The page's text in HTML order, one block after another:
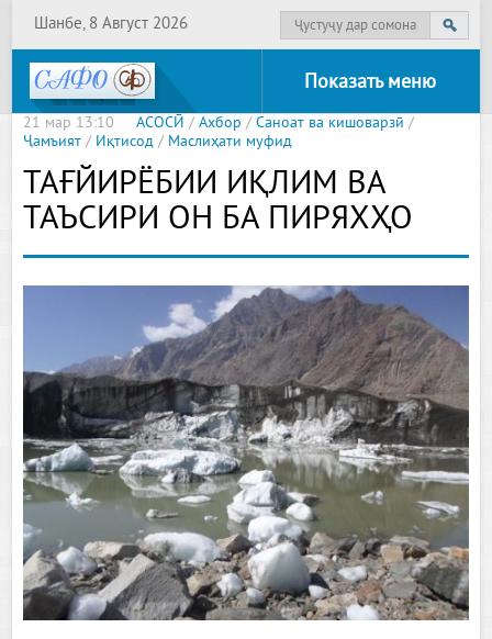
Шанбе, 8 Август 2026
Показать меню
21 мар 13:10 АСОСӢ /Ахбор /Саноат ва кишоварзӣ /
Ҷамъият / Иқтисод / Маслиҳати муфид
ТАҒЙИРЁБИИ ИҚЛИМ ВА
ТАЪСИРИ ОН БА ПИРЯХҲО